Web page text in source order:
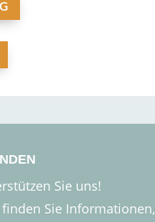
Sie uns!
finden Sie Informationen,